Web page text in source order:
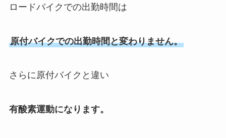
ロードバイクでの出勤時間は
原付バイクでの出勤時間と変わりません。
さらに原付バイクと違い
有酸素運動になります。